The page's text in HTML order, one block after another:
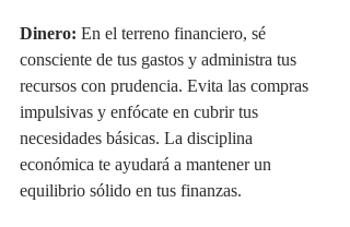
Dinero: En el terreno financiero, sé
consciente de tus gastos y administra tus
recursos con prudencia. Evita las compras
impulsivas y enfócate en cubrir tus
necesidades básicas. La disciplina
económica te ayudará a mantener un
equilibrio sólido en tus finanzas.